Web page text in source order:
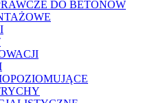
DO BETONÓW